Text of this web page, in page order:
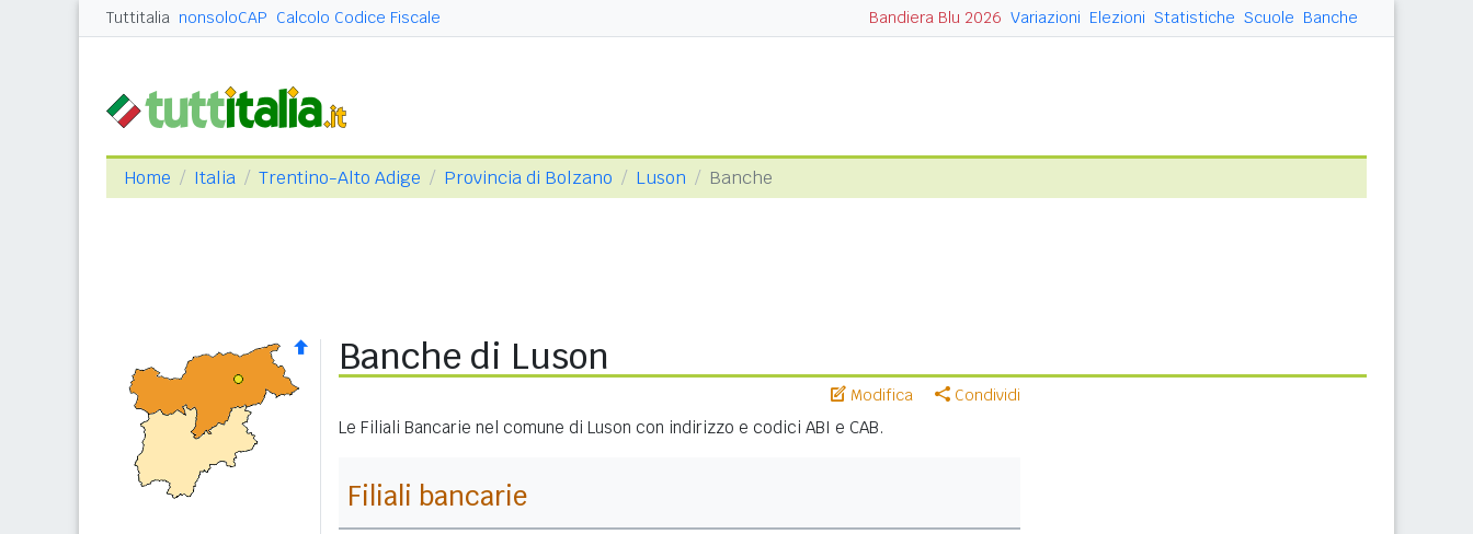
Tuttitalia nonsoloCAP Calcolo Codice Fiscale Bandiera Blu 2026 Variazioni Elezioni Statistiche Scuole Banche
Home Italia Trentino-Alto Adige Provincia di Bolzano Luson Banche
Banche di Luson
Modifica Condividi
Le Filiali Bancarie nel comune di Luson con indirizzo e codici ABI e CAB.
Filiali bancarie